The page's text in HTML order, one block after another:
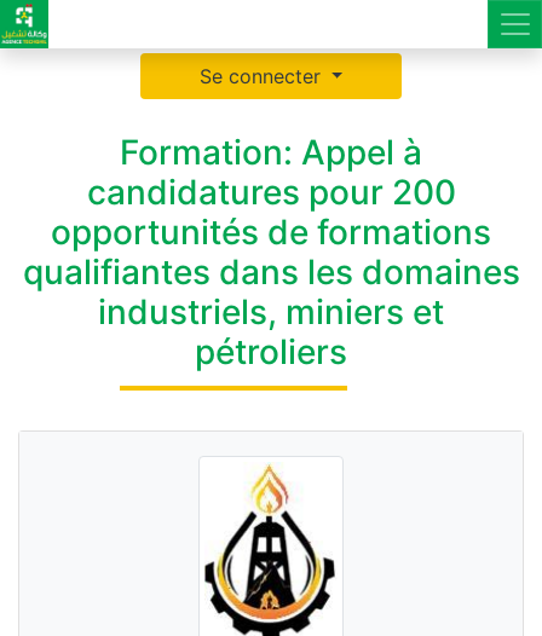
Se connecter
Formation: Appel à
candidatures pour 200
opportunités de formations
qualifiantes dans les domaines
industriels, miniers et
pétroliers